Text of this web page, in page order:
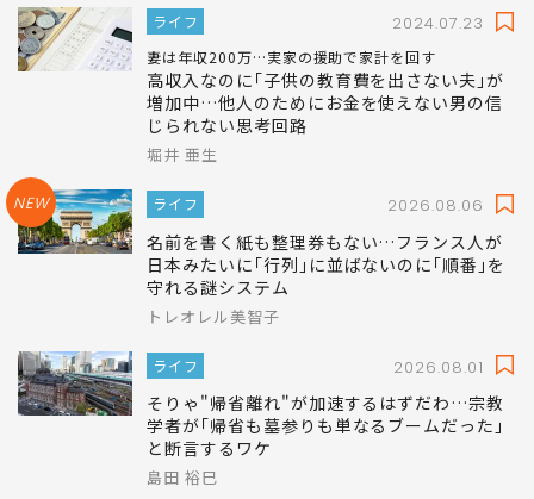
ライフ 2024.07.23
妻は年収200万…実家の援助で家計を回す
高収入なのに｢子供の教育費を出さない夫｣が
増加中…他人のためにお金を使えない男の信
じられない思考回路
堀井 亜生
NEW ライフ 2026.08.06
名前を書く紙も整理券もない…フランス人が
日本みたいに｢行列｣に並ばないのに｢順番｣を
守れる謎システム
トレオレル美智子
ライフ 2026.08.01
そりゃ"帰省離れ"が加速するはずだわ…宗教
学者が｢帰省も墓参りも単なるブームだった｣
と断言するワケ
島田 裕巳